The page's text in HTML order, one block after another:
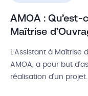
AMOA : Qu’est-
Maîtrise
L’Assistant à Maîtrise
AMOA, a pour but
réalisation d’un